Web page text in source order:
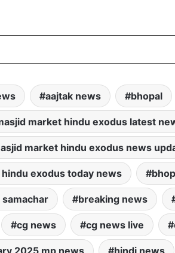
aajtak news bhopal
market hindu exodus latest
market hindu exodus news
exodus today news
breaking news
cg news cg news live